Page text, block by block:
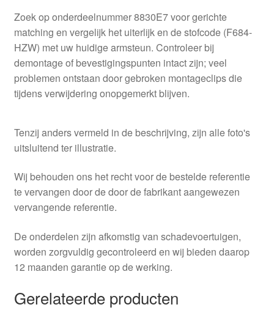
Zoek op onderdeelnummer 8830E7 voor gerichte
matching en vergelijk het uiterlijk en de stofcode (F684-
HZW) met uw huidige armsteun. Controleer bij
demontage of bevestigingspunten intact zijn; veel
problemen ontstaan door gebroken montageclips die
tijdens verwijdering onopgemerkt blijven.
Tenzij anders vermeld in de beschrijving, zijn alle foto's
uitsluitend ter illustratie.
Wij behouden ons het recht voor de bestelde referentie
te vervangen door de door de fabrikant aangewezen
vervangende referentie.
De onderdelen zijn afkomstig van schadevoertuigen,
worden zorgvuldig gecontroleerd en wij bieden daarop
12 maanden garantie op de werking.
Gerelateerde producten